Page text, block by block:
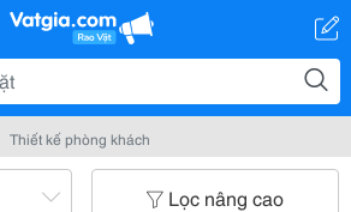
Thiết kế phòng khách
Lọc nâng cao